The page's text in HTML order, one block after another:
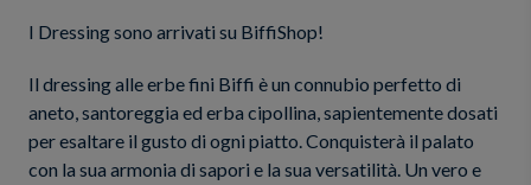
I Dressing sono arrivati su BiffiShop!
Il dressing alle erbe fini Biffi è un connubio perfetto di
aneto, santoreggia ed erba cipollina, sapientemente dosati
per esaltare il gusto di ogni piatto. Conquisterà il palato
con la sua armonia di sapori e la sua versatilità. Un vero e